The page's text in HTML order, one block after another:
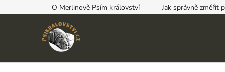
na
O Merlinově Psím království Jak správně změřit